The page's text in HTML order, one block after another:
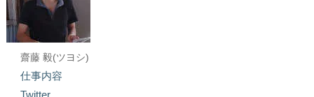
齋藤 毅(ツヨシ)
仕事内容
Twitter